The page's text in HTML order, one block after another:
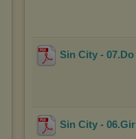
Sin City -
Sin City -